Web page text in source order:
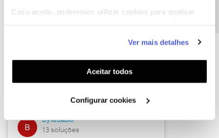
Caso aceite, poderemos utilizar cookies para analisar
funcionalidades (cookies de personalização e
funcionalidade) e adaptar anúncios aos seus interesses
(cookies de publicidade personalizada). Pode gerir a
utilização dos cookies clicando em "Configurar
Ver mais detalhes
Aceitar todos
Configurar cookies
Hall of Fame de julho
17 soluções
ByteSábio
13 soluções